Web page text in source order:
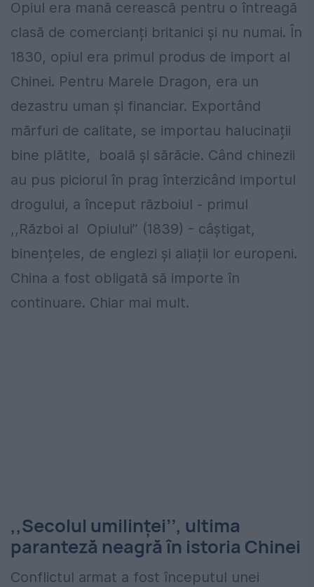
Opiul era mană cerească pentru o întreagă
clasă de comercianți britanici și nu numai. În
1830, opiul era primul produs de import al
Chinei. Pentru Marele Dragon, era un
dezastru uman și financiar. Exportând
mărfuri de calitate, se importau halucinații
bine plătite, boală și sărăcie. Când chinezii
au pus piciorul în prag înterzicând importul
drogului, a început războiul - primul
,,Război al Opiului’’ (1839) - câștigat,
binențeles, de englezi și aliații lor europeni.
China a fost obligată să importe în
continuare. Chiar mai mult.
,,Secolul umilinței’’, ultima
paranteză neagră în istoria Chinei
Conflictul armat a fost începutul unei